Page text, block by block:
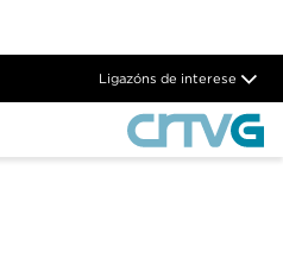
Ligazóns de interese